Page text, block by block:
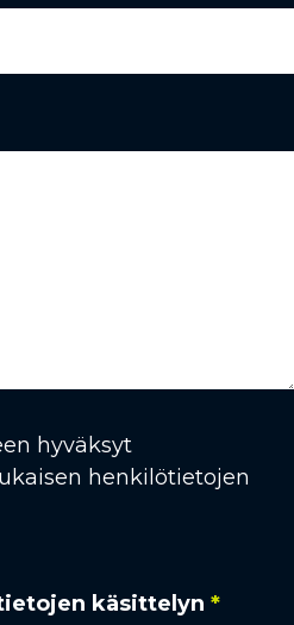
hyväksyt
henkilötietojen
käsittelyn *